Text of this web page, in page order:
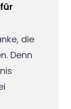
die
Denn